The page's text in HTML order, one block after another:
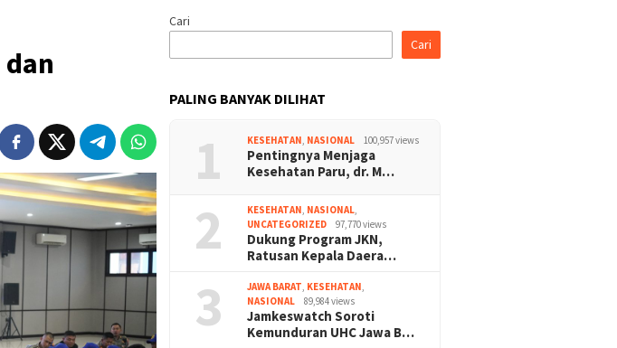
Cari
Cari
PALING BANYAK DILIHAT
1 KESEHATAN, NASIONAL 100,957 views
Pentingnya Menjaga
Kesehatan Paru, dr. M…
2 KESEHATAN, NASIONAL,
UNCATEGORIZED
97,770 views
Dukung Program JKN,
Ratusan Kepala Daera…
3 JAWA BARAT, KESEHATAN,
NASIONAL
89,984 views
Jamkeswatch Soroti
Kemunduran UHC Jawa B…